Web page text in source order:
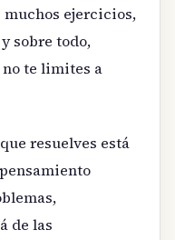
ejercicios,
sobre todo,
no te limites a
resuelves está
de las